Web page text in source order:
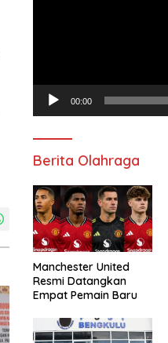
00:00
Berita Olahraga
Manchester United
Resmi Datangkan
Empat Pemain Baru